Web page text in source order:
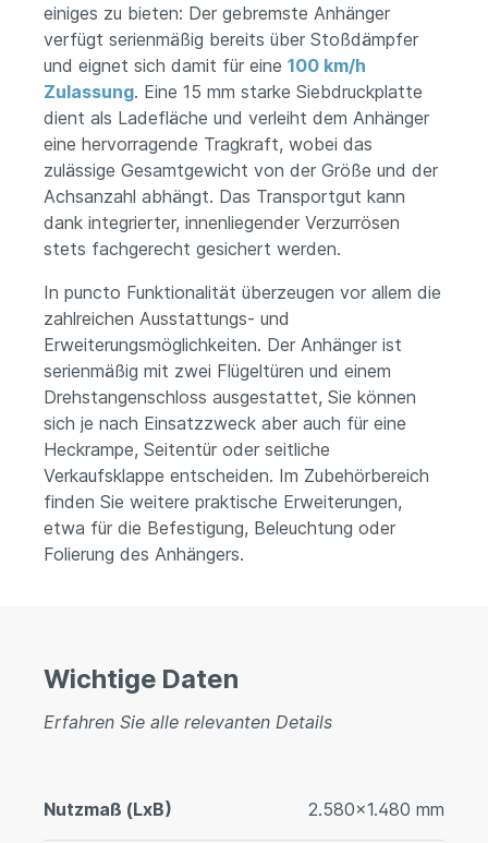
einiges zu bieten: Der gebremste Anhänger
verfügt serienmäßig bereits über Stoßdämpfer
und eignet sich damit für eine 100 km/h
Zulassung. Eine 15 mm starke Siebdruckplatte
dient als Ladefläche und verleiht dem Anhänger
eine hervorragende Tragkraft, wobei das
zulässige Gesamtgewicht von der Größe und der
Achsanzahl abhängt. Das Transportgut kann
dank integrierter, innenliegender Verzurrösen
stets fachgerecht gesichert werden.
In puncto Funktionalität überzeugen vor allem die
zahlreichen Ausstattungs- und
Erweiterungsmöglichkeiten. Der Anhänger ist
serienmäßig mit zwei Flügeltüren und einem
Drehstangenschloss ausgestattet, Sie können
sich je nach Einsatzzweck aber auch für eine
Heckrampe, Seitentür oder seitliche
Verkaufsklappe entscheiden. Im Zubehörbereich
finden Sie weitere praktische Erweiterungen,
etwa für die Befestigung, Beleuchtung oder
Folierung des Anhängers.
Wichtige Daten
Erfahren Sie alle relevanten Details
Nutzmaß (LxB) 2.580x1.480 mm